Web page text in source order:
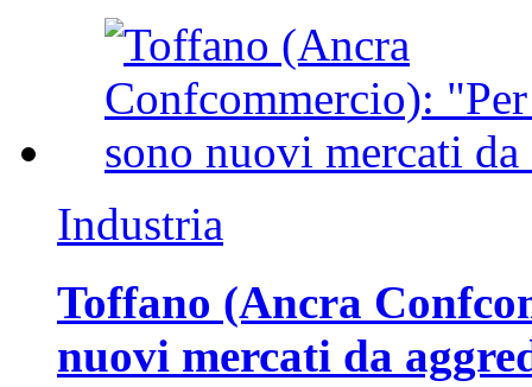
Industria
Toffano (Ancra
nuovi mercati da